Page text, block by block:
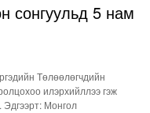
сонгуульд 5 нам
Төлөөлөгчдийн
илэрхийллээ гэж
Эдгээрт: Монгол